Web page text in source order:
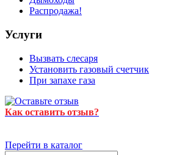
Распродажа!
Услуги
Вызвать слесаря
Установить газовый счетчик
При запахе газа
Как оставить отзыв?
Перейти в каталог